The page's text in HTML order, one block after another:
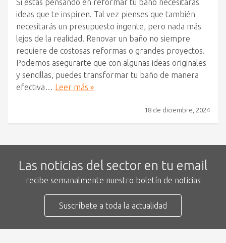
Si estás pensando en reformar tu baño necesitarás
ideas que te inspiren. Tal vez pienses que también
necesitarás un presupuesto ingente, pero nada más
lejos de la realidad. Renovar un baño no siempre
requiere de costosas reformas o grandes proyectos.
Podemos asegurarte que con algunas ideas originales
y sencillas, puedes transformar tu baño de manera
efectiva… Leer más »
18 de diciembre, 2024
Las noticias del sector en tu email
recibe semanalmente nuestro boletín de noticias
Suscríbete a toda la actualidad